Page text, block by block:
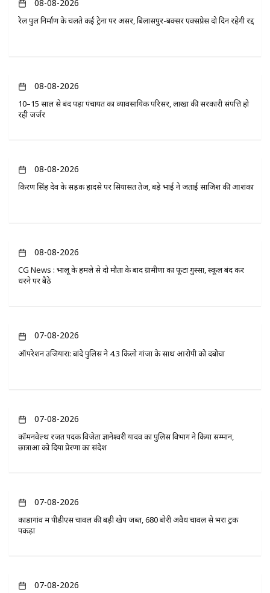
08-08-2026
रेल पुल निर्माण के चलते कई ट्रेनों पर असर, बिलासपुर-बक्सर एक्सप्रेस दो दिन रहेगी रद्द
08-08-2026
10–15 साल से बंद पड़ा पंचायत का व्यावसायिक परिसर, लाखों की सरकारी संपत्ति हो
रही जर्जर
08-08-2026
किरण सिंह देव के सड़क हादसे पर सियासत तेज, बड़े भाई ने जताई साजिश की आशंका
08-08-2026
CG News : भालू के हमले से दो मौतों के बाद ग्रामीणों का फूटा गुस्सा, स्कूल बंद कर
धरने पर बैठे
07-08-2026
ऑपरेशन उजियारा: बांदे पुलिस ने 4.3 किलो गांजा के साथ आरोपी को दबोचा
07-08-2026
कॉमनवेल्थ रजत पदक विजेता ज्ञानेश्वरी यादव का पुलिस विभाग ने किया सम्मान,
छात्राओं को दिया प्रेरणा का संदेश
07-08-2026
कोंडागांव में पीडीएस चावल की बड़ी खेप जब्त, 680 बोरी अवैध चावल से भरा ट्रक
पकड़ा
07-08-2026